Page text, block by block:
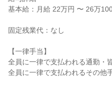
基本給：月給 22万円 〜 26万
固定残業代：なし
【一律手当】
全員に一律で支払われる通勤・
全員に一律で支払われるその他